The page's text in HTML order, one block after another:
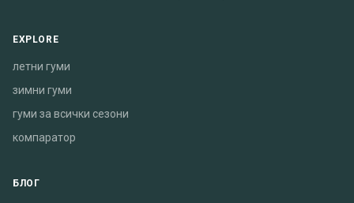
EXPLORE
летни гуми
зимни гуми
гуми за всички сезони
компаратор
БЛОГ